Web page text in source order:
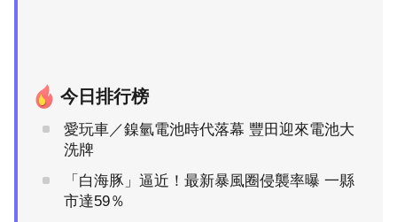
今日排行榜
愛玩車／鎳氫電池時代落幕 豐田迎來電池大
洗牌
「白海豚」逼近！最新暴風圈侵襲率曝 一縣
市達59％